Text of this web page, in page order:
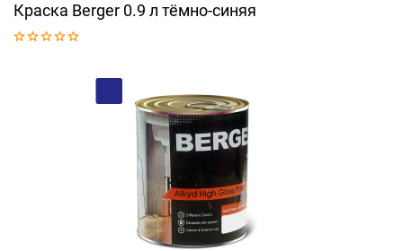
Краска Berger 0.9 л тёмно-синяя